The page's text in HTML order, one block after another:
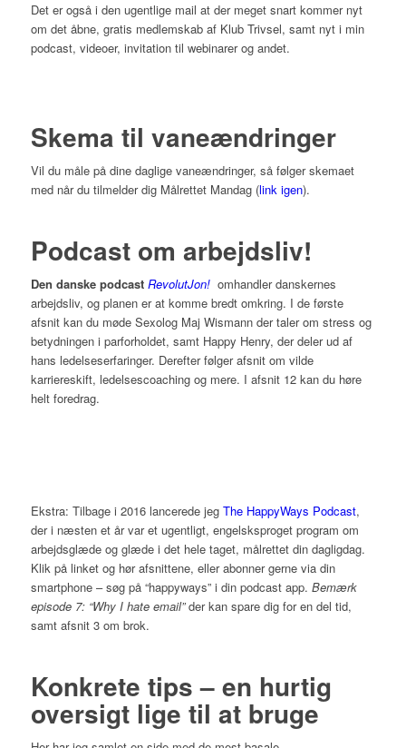
Det er også i den ugentlige mail at der meget snart kommer nyt
om det åbne, gratis medlemskab af Klub Trivsel, samt nyt i min
podcast, videoer, invitation til webinarer og andet.
Skema til vaneændringer
Vil du måle på dine daglige vaneændringer, så følger skemaet
med når du tilmelder dig Målrettet Mandag (link igen).
Podcast om arbejdsliv!
Den danske podcast RevolutJon!omhandler danskernes
arbejdsliv, og planen er at komme bredt omkring. I de første
afsnit kan du møde Sexolog Maj Wismann der taler om stress og
betydningen i parforholdet, samt Happy Henry, der deler ud af
hans ledelseserfaringer. Derefter følger afsnit om vilde
karriereskift, ledelsescoaching og mere. I afsnit 12 kan du høre
helt foredrag.
Ekstra: Tilbage i 2016 lancerede jeg The HappyWays Podcast,
der i næsten et år var et ugentligt, engelsksproget program om
arbejdsglæde og glæde i det hele taget, målrettet din dagligdag.
Klik på linket og hør afsnittene, eller abonner gerne via din
smartphone – søg på “happyways” i din podcast app. Bemærk
episode 7: “Why I hate email”der kan spare dig for en del tid,
samt afsnit 3 om brok.
Konkrete tips – en hurtig
oversigt lige til at bruge